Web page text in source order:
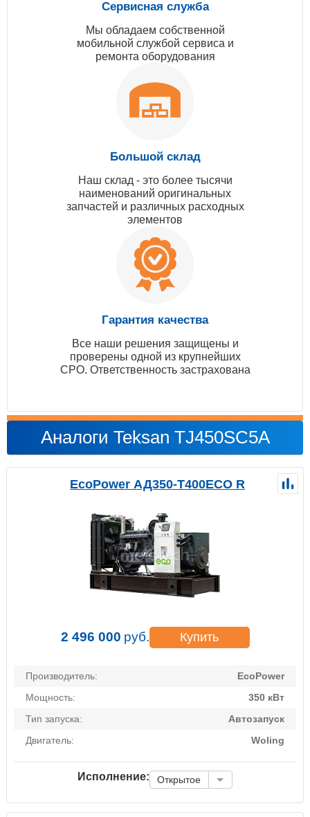
Сервисная служба
Мы обладаем собственной
мобильной службой сервиса и
ремонта оборудования
Большой склад
Наш склад - это более тысячи
наименований оригинальных
запчастей и различных расходных
элементов
Гарантия качества
Все наши решения защищены и
проверены одной из крупнейших
СРО. Ответственность застрахована
Аналоги Teksan TJ450SC5A
EcoPower АД350-T400ECO R
2 496 000 руб. Купить
Производитель:
EcoPower
Мощность:
350 кВт
Тип запуска:
Автозапуск
Двигатель:
Woling
Исполнение: Открытое